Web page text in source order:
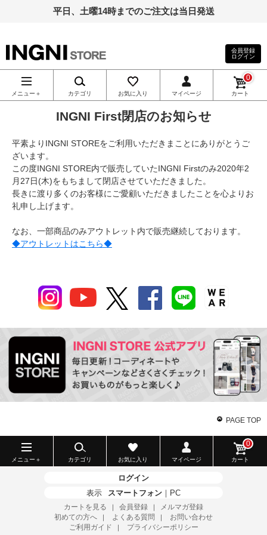
平日、土曜14時までのご注文は当日発送
INGNI（イン
グ）公式通
販｜INGNI
STORE
会員登録
ログイン
メニュー＋ カテゴリ お気に入り マイページ カート
0
INGNI First閉店のお知らせ
平素よりINGNI STOREをご利用いただきまことにありがとうご
ざいます。
この度INGNI STORE内で販売していたINGNI Firstのみ2020年2
月27日(木)をもちまして閉店させていただきました。
長きに渡り多くのお客様にご愛顧いただきましたことを心よりお
礼申し上げます。
なお、一部商品のみアウトレット内で販売継続しております。
◆アウトレットはこちら◆
PAGE TOP
メニュー＋ カテゴリ お気に入り マイページ カート
0
ログイン
表示
スマートフォン ｜ PC
カートを見る ｜ 会員登録 ｜
メルマガ登録
初めての方へ
｜ よくある質問 ｜
お問い合わせ
ご利用ガイド
プライバシーポリシー